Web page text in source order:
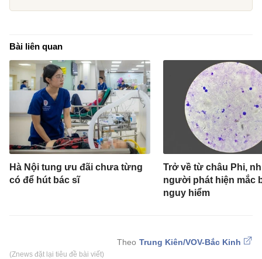
Bài liên quan
Hà Nội tung ưu đãi chưa từng
có để hút bác sĩ
Trở về từ châu Phi,
người phát hiện mắc
nguy hiểm
Trung Kiên/VOV-Bắc Kinh
(Znews đặt lại tiêu đề bài viết)